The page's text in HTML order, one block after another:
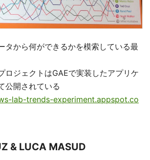
タから何ができるかを模索している最
ロジェクトはGAEで実装したアプリケ
公開されている
lab-trends-experiment.appspot.co
& LUCA MASUD